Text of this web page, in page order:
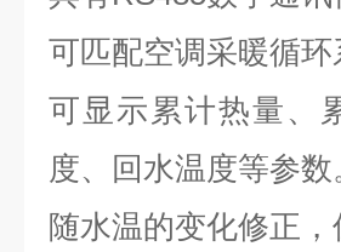
可匹配空调采暖循
可显示累计热量、
度、回水温度等参数
随水温的变化修正